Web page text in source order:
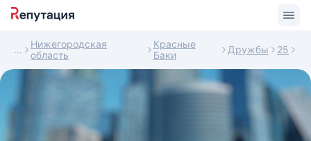
Нижегородская
область
Красные
Баки
Дружбы 25